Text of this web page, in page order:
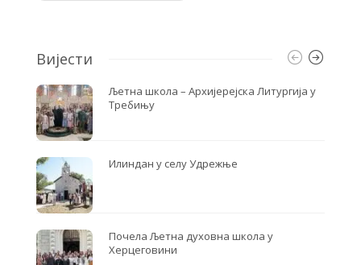
Вијести
Љетна школа – Архијерејска Литургија у
Требињу
Илиндан у селу Удрежње
Почела Љетна духовна школа у
Херцеговини